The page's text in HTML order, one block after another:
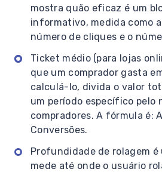
mostra quão eficaz é um
informativo, medida como
número de cliques e o
Ticket médio (para lojas
que um comprador gasta
calculá-lo, divida o valor
um período específico pelo
compradores. A fórmula é:
Conversões.
Profundidade de rolagem
mede até onde o usuário